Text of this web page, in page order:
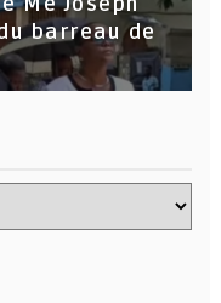
barreau de